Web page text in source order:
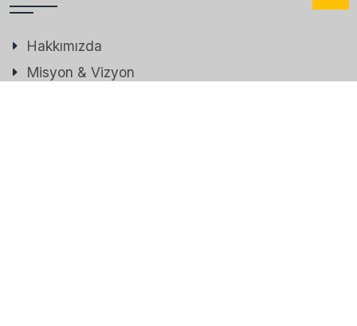
Hakkımızda
Misyon & Vizyon